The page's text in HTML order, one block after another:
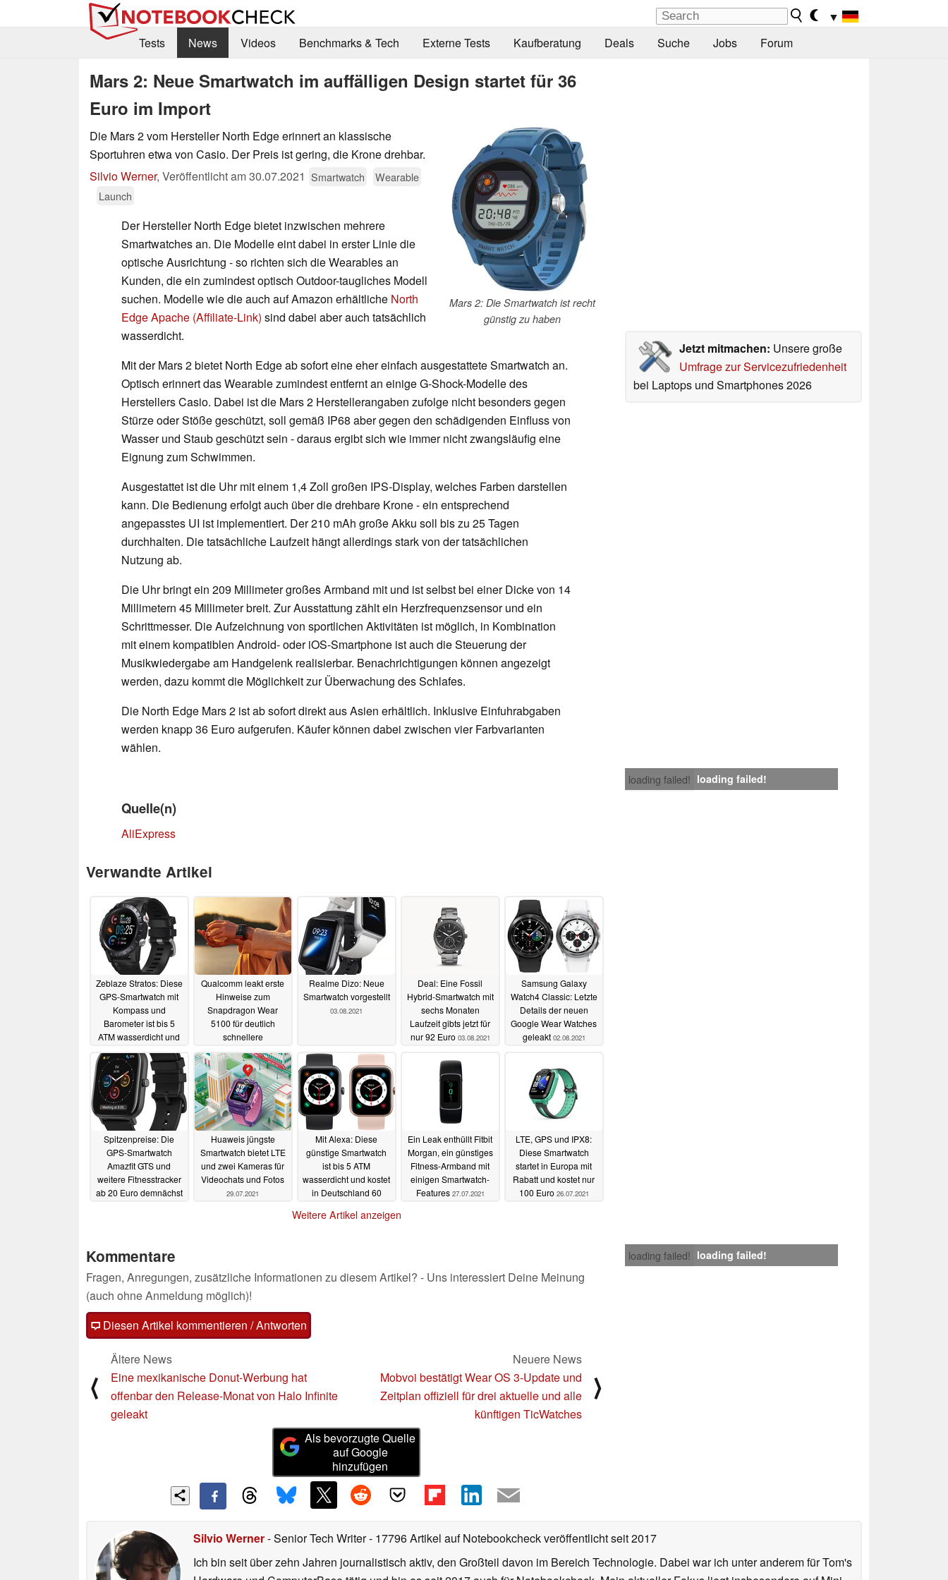
▼
Tests
News Videos Benchmarks & Tech Externe Tests Kaufberatung Deals Suche Jobs Forum
Mars 2: Neue Smartwatch im auffälligen Design startet für 36
Euro im Import
Mars 2: Die Smartwatch ist recht
günstig zu haben
Die Mars 2 vom Hersteller North Edge erinnert an klassische
Sportuhren etwa von Casio. Der Preis ist gering, die Krone drehbar.
Silvio Werner, Veröffentlicht am30.07.2021 Smartwatch
Wearable
Launch
Jetzt mitmachen: Unsere große
Umfrage zur Servicezufriedenheit
bei Laptops und Smartphones 2026
Der Hersteller North Edge bietet inzwischen mehrere
Smartwatches an. Die Modelle eint dabei in erster Linie die
optische Ausrichtung - so richten sich die Wearables an
Kunden, die ein zumindest optisch Outdoor-taugliches Modell
suchen. Modelle wie die auch auf Amazon erhältliche North
Edge Apache (Affiliate-Link) sind dabei aber auch tatsächlich
wasserdicht.
Mit der Mars 2 bietet North Edge ab sofort eine eher einfach ausgestattete Smartwatch an.
Optisch erinnert das Wearable zumindest entfernt an einige G-Shock-Modelle des
Herstellers Casio. Dabei ist die Mars 2 Herstellerangaben zufolge nicht besonders gegen
Stürze oder Stöße geschützt, soll gemäß IP68 aber gegen den schädigenden Einfluss von
Wasser und Staub geschützt sein - daraus ergibt sich wie immer nicht zwangsläufig eine
Eignung zum Schwimmen.
Ausgestattet ist die Uhr mit einem 1,4 Zoll großen IPS-Display, welches Farben darstellen
kann. Die Bedienung erfolgt auch über die drehbare Krone - ein entsprechend
angepasstes UI ist implementiert. Der 210 mAh große Akku soll bis zu 25 Tagen
durchhalten. Die tatsächliche Laufzeit hängt allerdings stark von der tatsächlichen
Nutzung ab.
Die Uhr bringt ein 209 Millimeter großes Armband mit und ist selbst bei einer Dicke von 14
Millimetern 45 Millimeter breit. Zur Ausstattung zählt ein Herzfrequenzsensor und ein
Schrittmesser. Die Aufzeichnung von sportlichen Aktivitäten ist möglich, in Kombination
mit einem kompatiblen Android- oder iOS-Smartphone ist auch die Steuerung der
Musikwiedergabe am Handgelenk realisierbar. Benachrichtigungen können angezeigt
werden, dazu kommt die Möglichkeit zur Überwachung des Schlafes.
Die North Edge Mars 2 ist ab sofort direkt aus Asien erhältlich. Inklusive Einfuhrabgaben
werden knapp 36 Euro aufgerufen. Käufer können dabei zwischen vier Farbvarianten
wählen.
loading failed! loading failed!
Quelle(n)
AliExpress
Verwandte Artikel
Zeblaze Stratos: Diese
GPS-Smartwatch mit
Kompass und
Barometer ist bis 5
ATM wasserdicht und
Euro
04.08.2021
Qualcomm leakt erste
Hinweise zum
Snapdragon Wear
5100 für deutlich
schnellere
04.08.2021
Realme Dizo: Neue
Smartwatch vorgestellt
03.08.2021
Deal: Eine Fossil
Hybrid-Smartwatch mit
sechs Monaten
Laufzeit gibts jetzt für
nur 92 Euro 03.08.2021
Samsung Galaxy
Watch4 Classic: Letzte
Details der neuen
Google Wear Watches
geleakt 02.08.2021
Spitzenpreise: Die
GPS-Smartwatch
Amazfit GTS und
weitere Fitnesstracker
ab 20 Euro demnächst
Huaweis jüngste
Smartwatch bietet LTE
und zwei Kameras für
Videochats und Fotos
29.07.2021
Mit Alexa: Diese
günstige Smartwatch
ist bis 5 ATM
wasserdicht und kostet
in Deutschland 60
Ein Leak enthüllt Fitbit
Morgan, ein günstiges
Fitness-Armband mit
einigen Smartwatch-
Features 27.07.2021
LTE, GPS und IPX8:
Diese Smartwatch
startet in Europa mit
Rabatt und kostet nur
100 Euro 26.07.2021
Weitere Artikel anzeigen
loading failed! loading failed!
Kommentare
Fragen, Anregungen, zusätzliche Informationen zu diesem Artikel? - Uns interessiert Deine Meinung
(auch ohne Anmeldung möglich)!
Diesen Artikel kommentieren / Antworten
⟨
Ältere News
Eine mexikanische Donut-Werbung hat
offenbar den Release-Monat von Halo Infinite
geleakt
Neuere News
Mobvoi bestätigt Wear OS 3-Update und
Zeitplan offiziell für drei aktuelle und alle
künftigen TicWatches
⟩
Als bevorzugte Quelle
auf Google
hinzufügen
Silvio Werner- Senior Tech Writer- 17796 Artikel auf Notebookcheck veröffentlichtseit 2017
Ich bin seit über zehn Jahren journalistisch aktiv, den Großteil davon im Bereich Technologie. Dabei war ich unter anderem für Tom's